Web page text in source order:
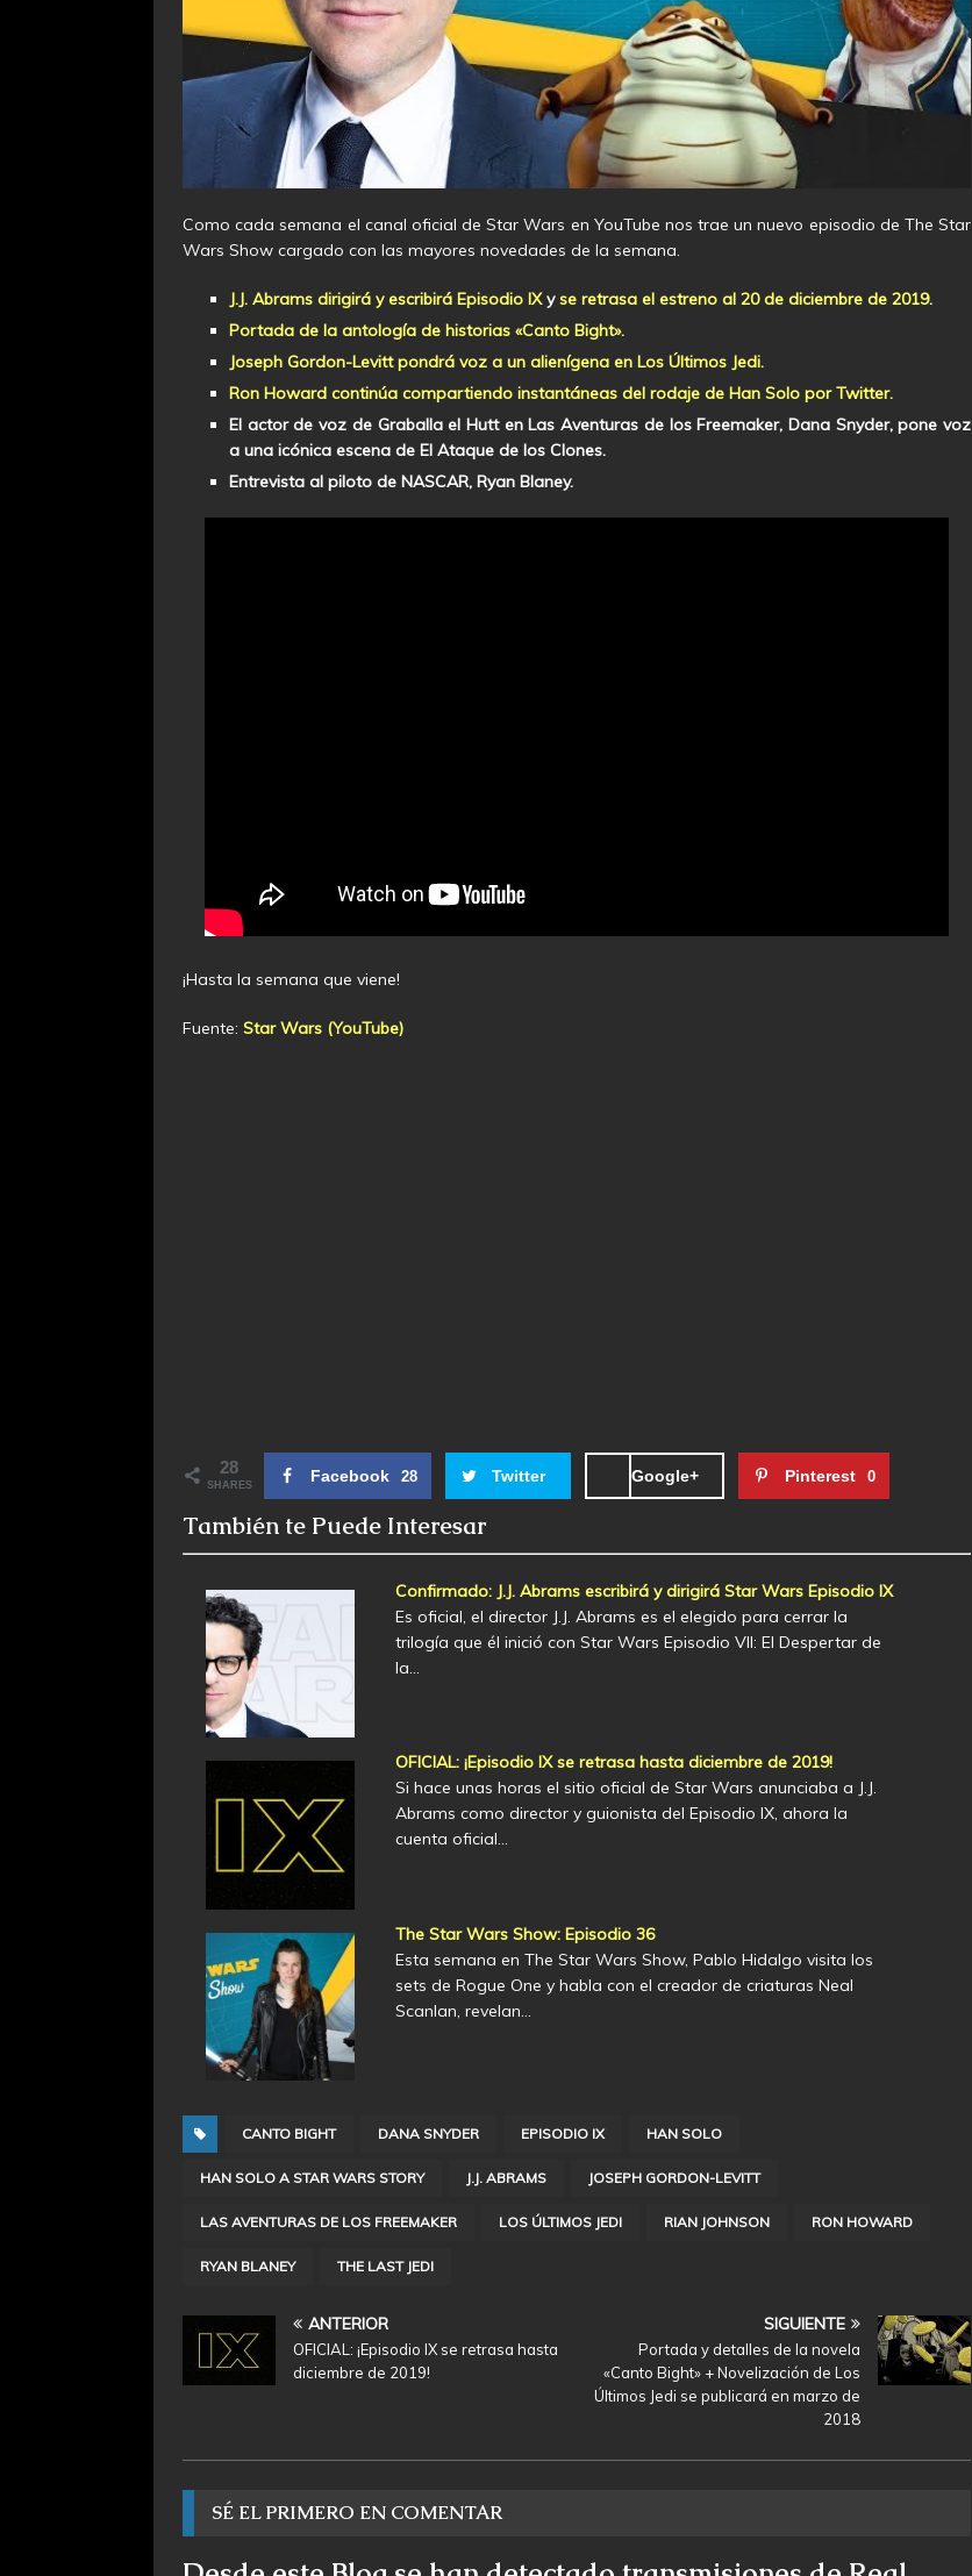
Como cada semana el canal oficial de Star Wars en YouTube nos trae un nuevo episodio de The Star
Wars Show cargado con las mayores novedades de la semana.
J.J. Abrams dirigirá y escribirá Episodio IXyse retrasa el estreno al 20 de diciembre de 2019.
Portada de la antología de historias «Canto Bight».
Joseph Gordon-Levitt pondrá voz a un alienígena en Los Últimos Jedi.
Ron Howard continúa compartiendo instantáneas del rodaje de Han Solo por Twitter.
El actor de voz de Graballa el Hutt en Las Aventuras de los Freemaker, Dana Snyder, pone voz
a una icónica escena de El Ataque de los Clones.
Entrevista al piloto de NASCAR, Ryan Blaney.
¡Hasta la semana que viene!
Fuente: Star Wars (YouTube)
28
SHARES Facebook 28 Twitter Google+ Pinterest 0
También te Puede Interesar
Confirmado: J.J. Abrams escribirá y dirigirá Star Wars Episodio IX
Es oficial, el director J.J. Abrams es el elegido para cerrar la
trilogía que él inició con Star Wars Episodio VII: El Despertar de
la…
OFICIAL: ¡Episodio IX se retrasa hasta diciembre de 2019!
Si hace unas horas el sitio oficial de Star Wars anunciaba a J.J.
Abrams como director y guionista del Episodio IX, ahora la
cuenta oficial…
The Star Wars Show: Episodio 36
Esta semana en The Star Wars Show, Pablo Hidalgo visita los
sets de Rogue One y habla con el creador de criaturas Neal
Scanlan, revelan…
CANTO BIGHT DANA SNYDER EPISODIO IX HAN SOLO
HAN SOLO A STAR WARS STORY J.J. ABRAMS JOSEPH GORDON-LEVITT
LAS AVENTURAS DE LOS FREEMAKER LOS ÚLTIMOS JEDI RIAN JOHNSON RON HOWARD
RYAN BLANEY THE LAST JEDI
ANTERIOR
OFICIAL: ¡Episodio IX se retrasa hasta
diciembre de 2019!
SIGUIENTE
Portada y detalles de la novela
«Canto Bight» + Novelización de Los
Últimos Jedi se publicará en marzo de
2018
SÉ EL PRIMERO EN COMENTAR